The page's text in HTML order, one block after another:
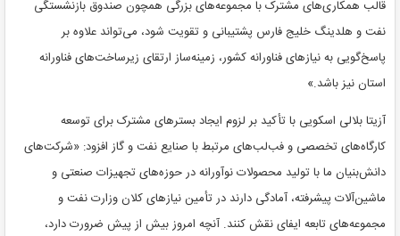
قالب همکاری‌های مشترک با مجموعه‌های بزرگی همچون صندوق بازنشستگی
نفت و هلدینگ خلیج فارس پشتیبانی و تقویت شود، می‌تواند علاوه بر
پاسخ‌گویی به نیازهای فناورانه کشور، زمینه‌ساز ارتقای زیرساخت‌های فناورانه
استان نیز باشد.»
آزیتا بلالی اسکویی با تأکید بر لزوم ایجاد بسترهای مشترک برای توسعه
کارگاه‌های تخصصی و فب‌لب‌های مرتبط با صنایع نفت و گاز افزود: «شرکت‌های
دانش‌بنیان ما با تولید محصولات نوآورانه در حوزه‌های تجهیزات صنعتی و
ماشین‌آلات پیشرفته، آمادگی دارند در تأمین نیازهای کلان وزارت نفت و
مجموعه‌های تابعه ایفای نقش کنند. آنچه امروز بیش از پیش ضرورت دارد،